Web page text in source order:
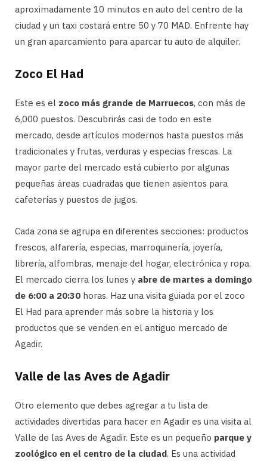
aproximadamente 10 minutos en auto del centro de la
ciudad y un taxi costará entre 50 y 70 MAD. Enfrente hay
un gran aparcamiento para aparcar tu auto de alquiler.
Zoco El Had
Este es el zoco más grande de Marruecos, con más de
6,000 puestos. Descubrirás casi de todo en este
mercado, desde artículos modernos hasta puestos más
tradicionales y frutas, verduras y especias frescas. La
mayor parte del mercado está cubierto por algunas
pequeñas áreas cuadradas que tienen asientos para
cafeterías y puestos de jugos.
Cada zona se agrupa en diferentes secciones: productos
frescos, alfarería, especias, marroquinería, joyería,
librería, alfombras, menaje del hogar, electrónica y ropa.
El mercado cierra los lunes y abre de martes a domingo
de 6:00 a 20:30 horas. Haz una visita guiada por el zoco
El Had para aprender más sobre la historia y los
productos que se venden en el antiguo mercado de
Agadir.
Valle de las Aves de Agadir
Otro elemento que debes agregar a tu lista de
actividades divertidas para hacer en Agadir es una visita al
Valle de las Aves de Agadir. Este es un pequeño parque y
zoológico en el centro de la ciudad. Es una actividad